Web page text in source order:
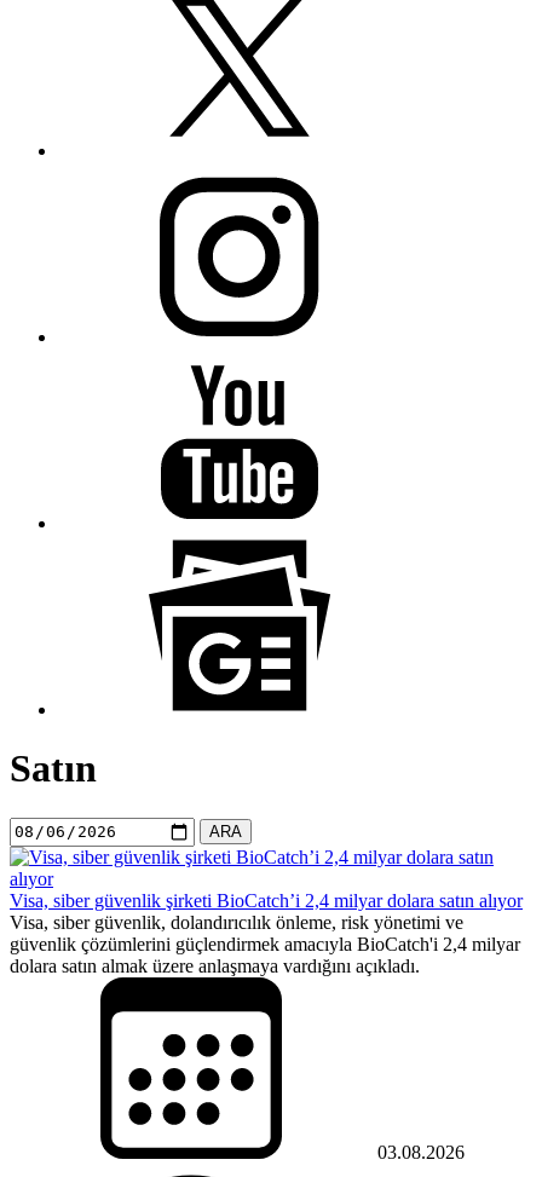
Satın
ARA
Visa, siber güvenlik şirketi BioCatch’i 2,4 milyar dolara satın alıyor
Visa, siber güvenlik, dolandırıcılık önleme, risk yönetimi ve
güvenlik çözümlerini güçlendirmek amacıyla BioCatch'i 2,4 milyar
dolara satın almak üzere anlaşmaya vardığını açıkladı.
03.08.2026